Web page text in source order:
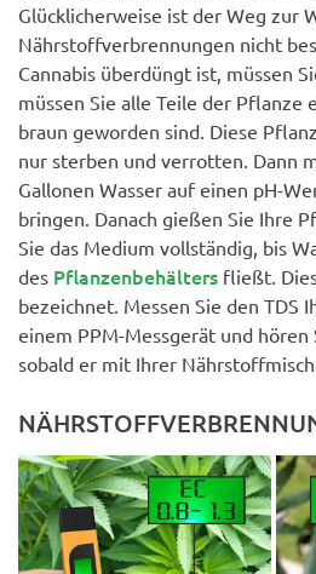
Glücklicherweise ist der Weg zur
Nährstoffverbrennungen nicht
Cannabis überdüngt ist, müssen
müssen Sie alle Teile der
braun geworden sind. Diese
nur sterben und verrotten. Dann
Gallonen Wasser auf einen pH-
bringen. Danach gießen Sie Ihre
Sie das Medium vollständig, bis
des Pflanzenbehälters fließt.
bezeichnet. Messen Sie den TDS
einem PPM-Messgerät und hören
sobald er mit Ihrer